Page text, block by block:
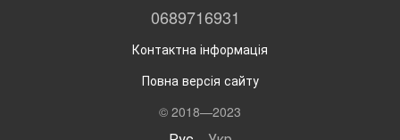
0689716931
Контактна інформація
Повна версія сайту
© 2018—2023